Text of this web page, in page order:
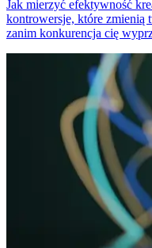
Jak mierzyć efektywność
kontrowersje, które zmienią
zanim konkurencja cię